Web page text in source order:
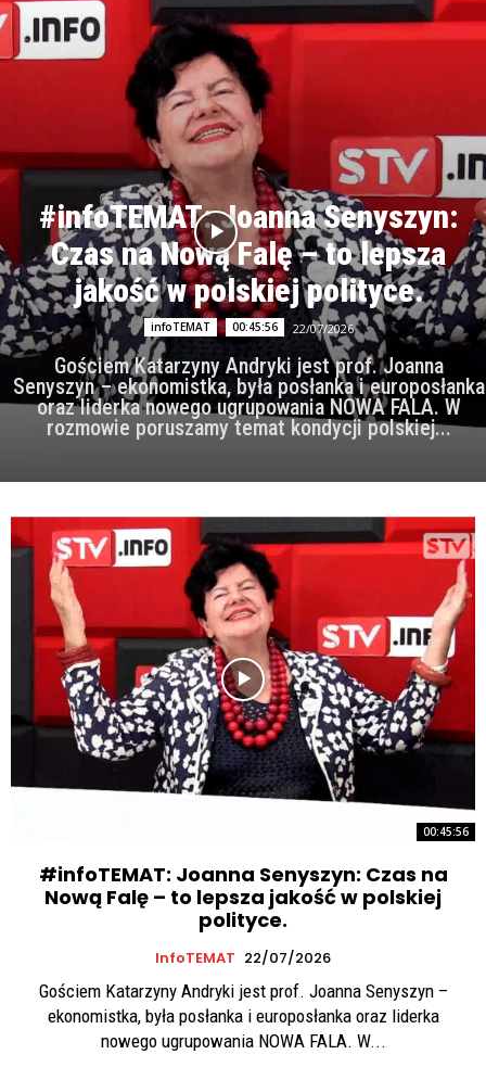
#infoTEMAT: Joanna Senyszyn:
Czas na Nową Falę – to lepsza
jakość w polskiej polityce.
infoTEMAT 00:45:56 22/07/2026
Gościem Katarzyny Andryki jest prof. Joanna
Senyszyn – ekonomistka, była posłanka i europosłanka
oraz liderka nowego ugrupowania NOWA FALA. W
rozmowie poruszamy temat kondycji polskiej...
00:45:56
#infoTEMAT: Joanna Senyszyn: Czas na
Nową Falę – to lepsza jakość w polskiej
polityce.
InfoTEMAT 22/07/2026
Gościem Katarzyny Andryki jest prof. Joanna Senyszyn –
ekonomistka, była posłanka i europosłanka oraz liderka
nowego ugrupowania NOWA FALA. W...